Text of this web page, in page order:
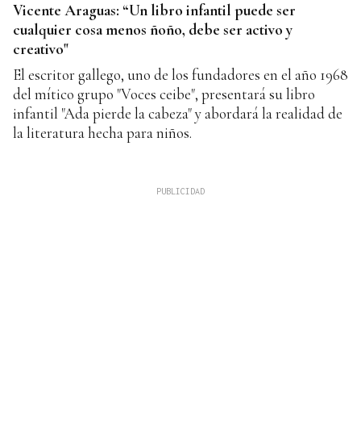
Vicente Araguas: “Un libro infantil puede ser
cualquier cosa menos ñoño, debe ser activo y
creativo"
El escritor gallego, uno de los fundadores en el año 1968
del mítico grupo "Voces ceibe", presentará su libro
infantil "Ada pierde la cabeza" y abordará la realidad de
la literatura hecha para niños.